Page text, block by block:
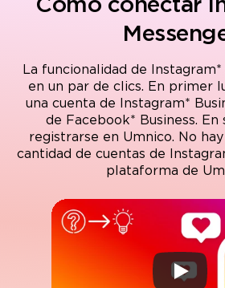
Cómo conectar
La funcionalidad de
en un par de clics. En primer
una cuenta de Instagram*
de Facebook* Business. En
registrarse en Umnico. No
cantidad de cuentas de
plataforma de